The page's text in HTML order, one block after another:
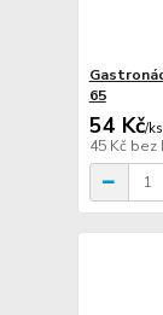
65
54 Kč/ks
45 Kč bez